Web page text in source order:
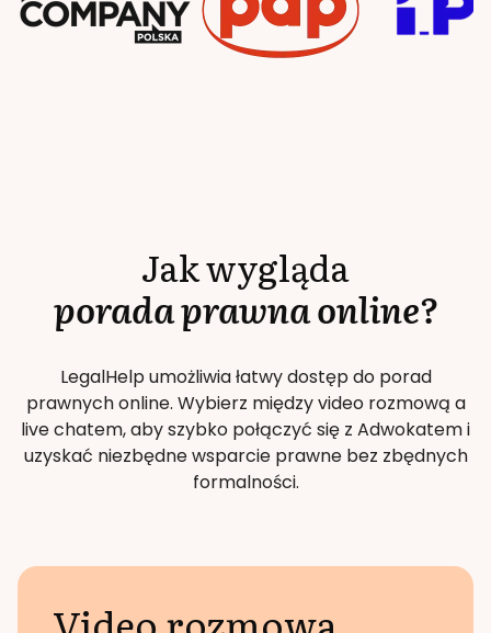
Jak wygląda
porada prawna online?
LegalHelp umożliwia łatwy dostęp do porad
prawnych online. Wybierz między video rozmową a
live chatem, aby szybko połączyć się z Adwokatem i
uzyskać niezbędne wsparcie prawne bez zbędnych
formalności.